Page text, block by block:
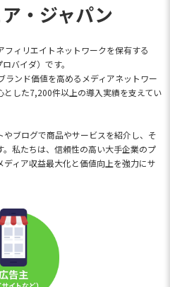
・ジャパン
フィリエイトネットワークを保有する
バイダ）です。
ンド価値を高めるメディアネットワー
した7,200件以上の導入実績を支えてい
ブログで商品やサービスを紹介し、そ
私たちは、信頼性の高い大手企業のプ
ィア収益最大化と価値向上を強力にサ